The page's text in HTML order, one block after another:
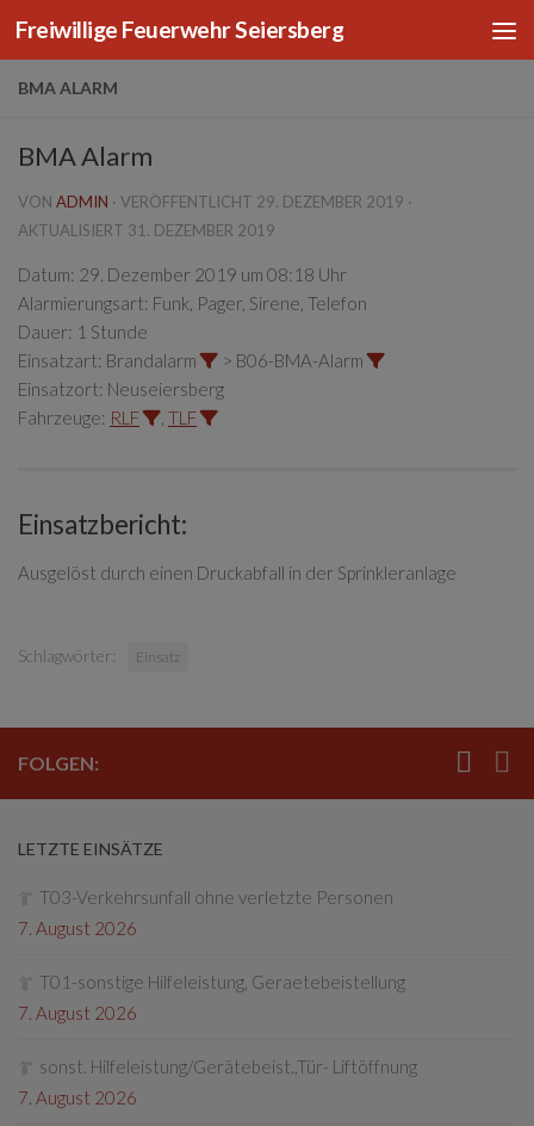
Zum Inhalt springen
Freiwillige Feuerwehr Seiersberg
BMA ALARM
BMA Alarm
VON ADMIN · VERÖFFENTLICHT 29. DEZEMBER 2019 ·
AKTUALISIERT 31. DEZEMBER 2019
Datum: 29. Dezember 2019 um 08:18 Uhr
Alarmierungsart: Funk, Pager, Sirene, Telefon
Dauer: 1 Stunde
Einsatzart: Brandalarm
> B06-BMA-Alarm
Einsatzort: Neuseiersberg
Fahrzeuge: RLF TLF
Einsatzbericht:
Ausgelöst durch einen Druckabfall in der Sprinkleranlage
Schlagwörter: Einsatz
FOLGEN:
LETZTE EINSÄTZE
T03-Verkehrsunfall ohne verletzte Personen
7. August 2026
T01-sonstige Hilfeleistung, Geraetebeistellung
7. August 2026
sonst. Hilfeleistung/Gerätebeist.,Tür- Liftöffnung
7. August 2026